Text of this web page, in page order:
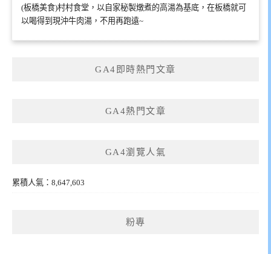
(板橋美食)村村食堂，以自家秘製燉煮的高湯為基底，在板橋就可
以喝得到現沖牛肉湯，不用再跑遠~
GA4即時熱門文章
GA4熱門文章
GA4瀏覽人氣
累積人氣：8,647,603
粉專